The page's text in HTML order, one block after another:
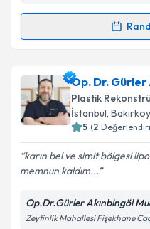
Takvim
Randevu Takvimi
Op. Dr. Hamidreza
talebi oluşturun. Size
için bir takvim
bilgilendireceğiz.
E-posta Adresiniz
Kişisel verilerimin
Op. Dr. Gürler
Plastik
İstanbul, Bakırköy
5 (2
karın bel ve simit bölgesi lipo
memnun kaldım...
Op.Dr.Gürler Akınbingöl
Zeytinlik Mahallesi Fişekhane